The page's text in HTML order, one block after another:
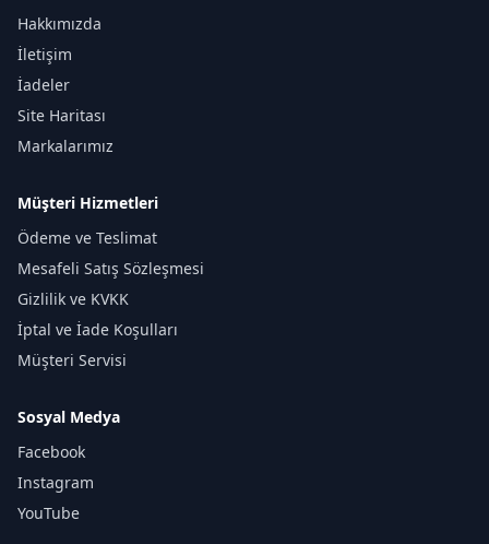
Hakkımızda
İletişim
İadeler
Site Haritası
Markalarımız
Müşteri Hizmetleri
Ödeme ve Teslimat
Mesafeli Satış Sözleşmesi
Gizlilik ve KVKK
İptal ve İade Koşulları
Müşteri Servisi
Sosyal Medya
Facebook
Instagram
YouTube